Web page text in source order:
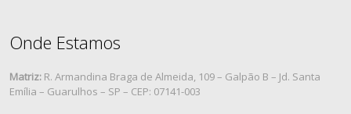
Onde Estamos
Matriz: R. Armandina Braga de Almeida, 109 – Galpão B – Jd. Santa
Emília – Guarulhos – SP – CEP: 07141-003